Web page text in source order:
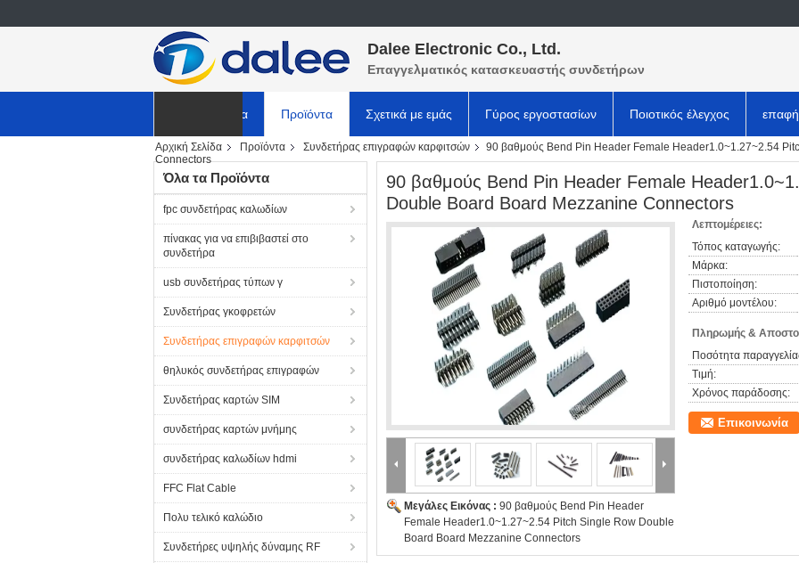
Dalee Electronic Co., Ltd.
Επαγγελματικός κατασκευαστής συνδετήρων
Αρχική Σελίδα Προϊόντα Σχετικά με εμάς Γύρος εργοστασίων Ποιοτικός έλεγχος επαφή
ΕΙΔΗΣΕΙΣ
Αρχική Σελίδα Προϊόντα Συνδετήρας επιγραφών καρφιτσών
90 βαθμούς Bend Pin Header Female Header1.0~1.27~2.54
Connectors
Όλα τα Προϊόντα
fpc συνδετήρας καλωδίων
πίνακας για να επιβιβαστεί στο
συνδετήρα
usb συνδετήρας τύπων γ
Συνδετήρας γκοφρετών
Συνδετήρας επιγραφών καρφιτσών
θηλυκός συνδετήρας επιγραφών
Συνδετήρας καρτών SIM
συνδετήρας καρτών μνήμης
συνδετήρας καλωδίων hdmi
FFC Flat Cable
Πολυ τελικό καλώδιο
Συνδετήρες υψηλής δύναμης RF
90 βαθμούς Bend Pin Header Female
Double Board Board Mezzanine Connectors
Μεγάλες Εικόνας : 90 βαθμούς Bend Pin Header
Female Header1.0~1.27~2.54 Pitch Single Row Double
Board Board Mezzanine Connectors
Λεπτομέρειες:
Τόπος καταγωγής:
Μάρκα:
Πιστοποίηση:
Αριθμό μοντέλου:
Πληρωμής &
Ποσότητα
Τιμή:
Χρόνος παράδοσης:
Επικοινωνία